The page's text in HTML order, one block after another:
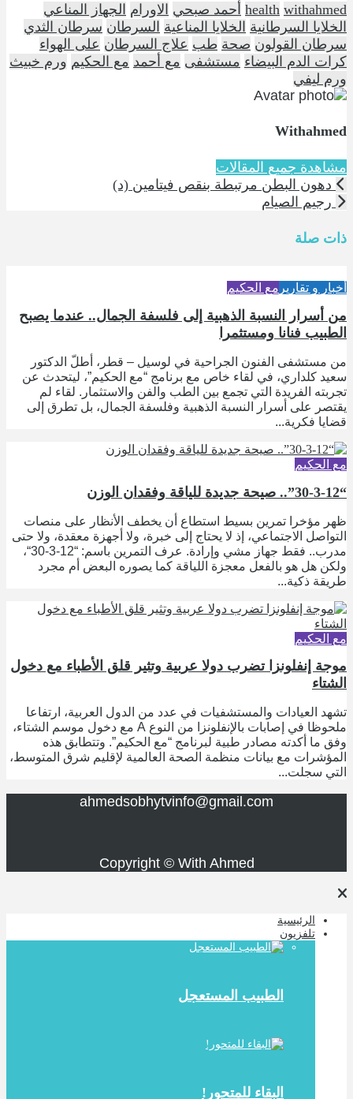
health withahmed أحمد صبحي الاورام الجهاز المناعي
الخلايا السرطانية الخلايا المناعية السرطان سرطان الثدي
سرطان القولون صحة طب علاج السرطان على الهواء
كرات الدم البيضاء مستشفى مع أحمد مع الحكيم ورم خبيث
ورم ليفي
Withahmed
مشاهدة جميع المقالات
دهون البطن مرتبطة بنقص فيتامين (د)
رجيم الصيام
ذات صلة
أخبار و تقارير مع الحكيم
من أسرار النسبة الذهبية إلى فلسفة الجمال.. عندما يصبح
الطبيب فنانا ومستثمرا
من مستشفى الفنون الجراحية في لوسيل – قطر، أطلّ الدكتور
سعيد كلداري، في لقاء خاص مع برنامج “مع الحكيم”، ليتحدث عن
تجربته الفريدة التي تجمع بين الطب والفن والاستثمار. لقاء لم
يقتصر على أسرار النسبة الذهبية وفلسفة الجمال، بل تطرق إلى
قضايا فكرية...
مع الحكيم
“30-3-12”.. صيحة جديدة للياقة وفقدان الوزن
ظهر مؤخرا تمرين بسيط استطاع أن يخطف الأنظار على منصات
التواصل الاجتماعي، إذ لا يحتاج إلى خبرة، ولا أجهزة معقدة، ولا حتى
مدرب.. فقط جهاز مشي وإرادة. عرف التمرين باسم: “12-3-30“،
ولكن هل هو بالفعل معجزة اللياقة كما يصوره البعض أم مجرد
طريقة ذكية...
مع الحكيم
موجة إنفلونزا تضرب دولا عربية وتثير قلق الأطباء مع دخول
الشتاء
تشهد العيادات والمستشفيات في عدد من الدول العربية، ارتفاعا
ملحوظا في إصابات بالإنفلونزا من النوع A مع دخول موسم الشتاء،
وفق ما أكدته مصادر طبية لبرنامج “مع الحكيم”. وتتطابق هذه
المؤشرات مع بيانات منظمة الصحة العالمية لإقليم شرق المتوسط،
التي سجلت...
ahmedsobhytvinfo@gmail.com
Copyright © With Ahmed
الرئيسية
تلفزيون
الطبيب المستعجل
البقاء للمتحور!